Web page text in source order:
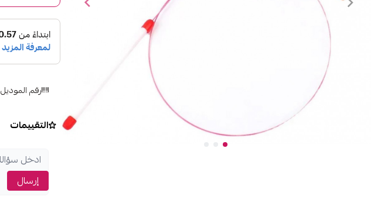
رقم الموديل
التقييمات
إرسال